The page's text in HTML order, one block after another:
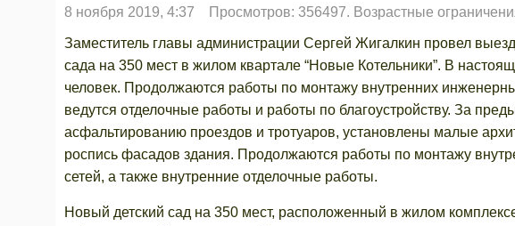
8 ноября 2019, 4:37 Просмотров: 356497. Возрастные
Заместитель главы администрации Сергей Жигалкин провел
сада на 350 мест в жилом квартале “Новые Котельники”. В
человек. Продолжаются работы по монтажу внутренних
ведутся отделочные работы и работы по благоустройству. За
асфальтированию проездов и тротуаров, установлены малые
роспись фасадов здания. Продолжаются работы по монтажу
сетей, а также внутренние отделочные работы.
Новый детский сад на 350 мест, расположенный в жилом